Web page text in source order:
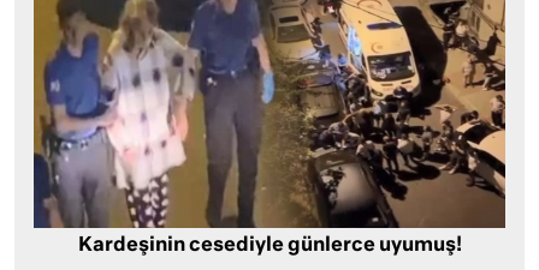
Kardeşinin cesediyle günlerce uyumuş!